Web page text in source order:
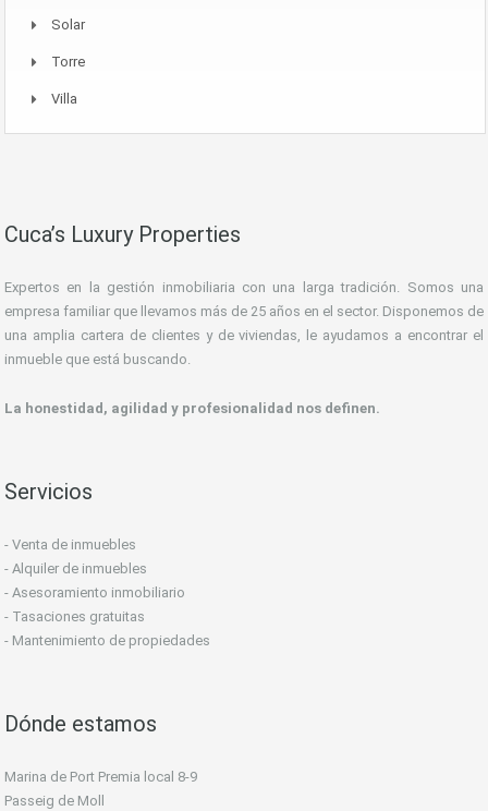
Solar
Torre
Villa
Cuca’s Luxury Properties
Expertos en la gestión inmobiliaria con una larga tradición. Somos una
empresa familiar que llevamos más de 25 años en el sector. Disponemos de
una amplia cartera de clientes y de viviendas, le ayudamos a encontrar el
inmueble que está buscando.
La honestidad, agilidad y profesionalidad nos definen.
Servicios
- Venta de inmuebles
- Alquiler de inmuebles
- Asesoramiento inmobiliario
- Tasaciones gratuitas
- Mantenimiento de propiedades
Dónde estamos
Marina de Port Premia local 8-9
Passeig de Moll